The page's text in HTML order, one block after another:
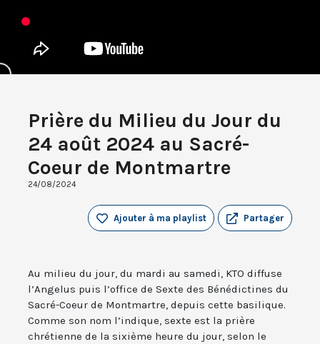
Prière du Milieu du Jour du
24 août 2024 au Sacré-
Coeur de Montmartre
24/08/2024
Partager
Ajouter à ma playlist
Au milieu du jour, du mardi au samedi, KTO diffuse
l’Angelus puis l’office de Sexte des Bénédictines du
Sacré-Coeur de Montmartre, depuis cette basilique.
Comme son nom l’indique, sexte est la prière
chrétienne de la sixième heure du jour, selon le